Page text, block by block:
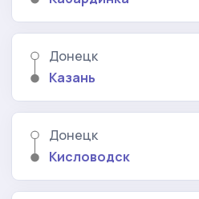
Донецк
Казань
Донецк
Кисловодск